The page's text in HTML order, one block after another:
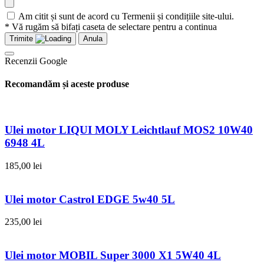
Am citit și sunt de acord cu Termenii și condițiile site-ului.
* Vă rugăm să bifați caseta de selectare pentru a continua
Trimite Anula
Recenzii Google
Recomandăm și aceste produse
Ulei motor LIQUI MOLY Leichtlauf MOS2 10W40
6948 4L
185,00 lei
Ulei motor Castrol EDGE 5w40 5L
235,00 lei
Ulei motor MOBIL Super 3000 X1 5W40 4L